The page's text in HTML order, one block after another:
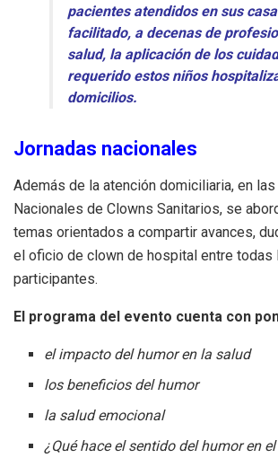
pacientes atendidos en sus
facilitado, a decenas de
salud, la aplicación de los
requerido estos niños
domicilios.
Jornadas nacionales
Además de la atención domiciliaria, en
Nacionales de Clowns Sanitarios, se
temas orientados a compartir avances,
el oficio de clown de hospital entre todas
participantes.
El programa del evento cuenta con
el impacto del humor en la salud
los beneficios del humor
la salud emocional
¿Qué hace el sentido del humor en